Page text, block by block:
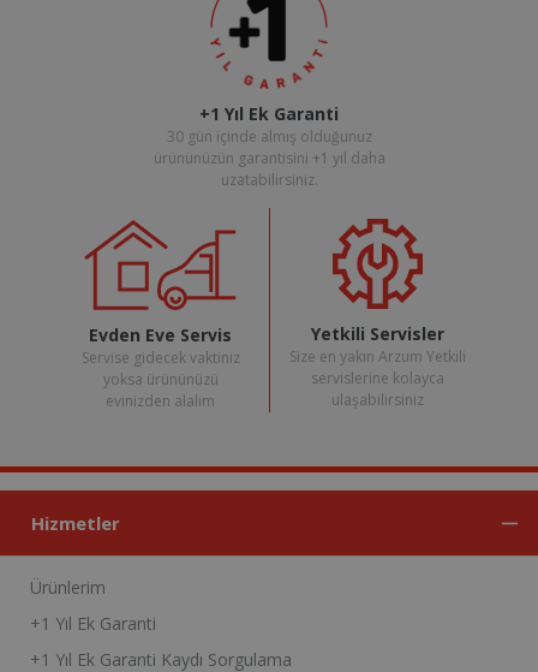
+1 Yıl Ek Garanti
30 gün içinde almış olduğunuz
ürününüzün garantisini +1 yıl daha
uzatabilirsiniz.
Evden Eve Servis
Servise gidecek vaktiniz
yoksa ürününüzü
evinizden alalım
Yetkili Servisler
Size en yakın Arzum Yetkili
servislerine kolayca
ulaşabilirsiniz
Hizmetler
Ürünlerim
+1 Yıl Ek Garanti
+1 Yıl Ek Garanti Kaydı Sorgulama